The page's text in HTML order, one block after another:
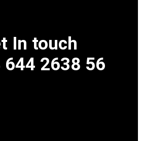
In touch
2638 56